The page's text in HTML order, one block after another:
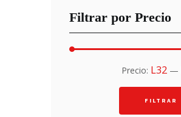
Filtrar por Precio
FILTRAR
Precio: L32 —